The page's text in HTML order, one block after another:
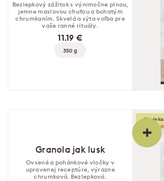
Bezlepkový zážitok s výnimočne plnou,
jemne maslovou chuťou a bohatým
chrumkaním. Skvelá a sýta voľba pre
vaše ranné rituály.
11.19 €
350 g
+
Novinka
Granola jak lusk
Ovsené a pohánkové vločky v
upravenej receptúre, výrazne
chrumkavá. Bezlepková.